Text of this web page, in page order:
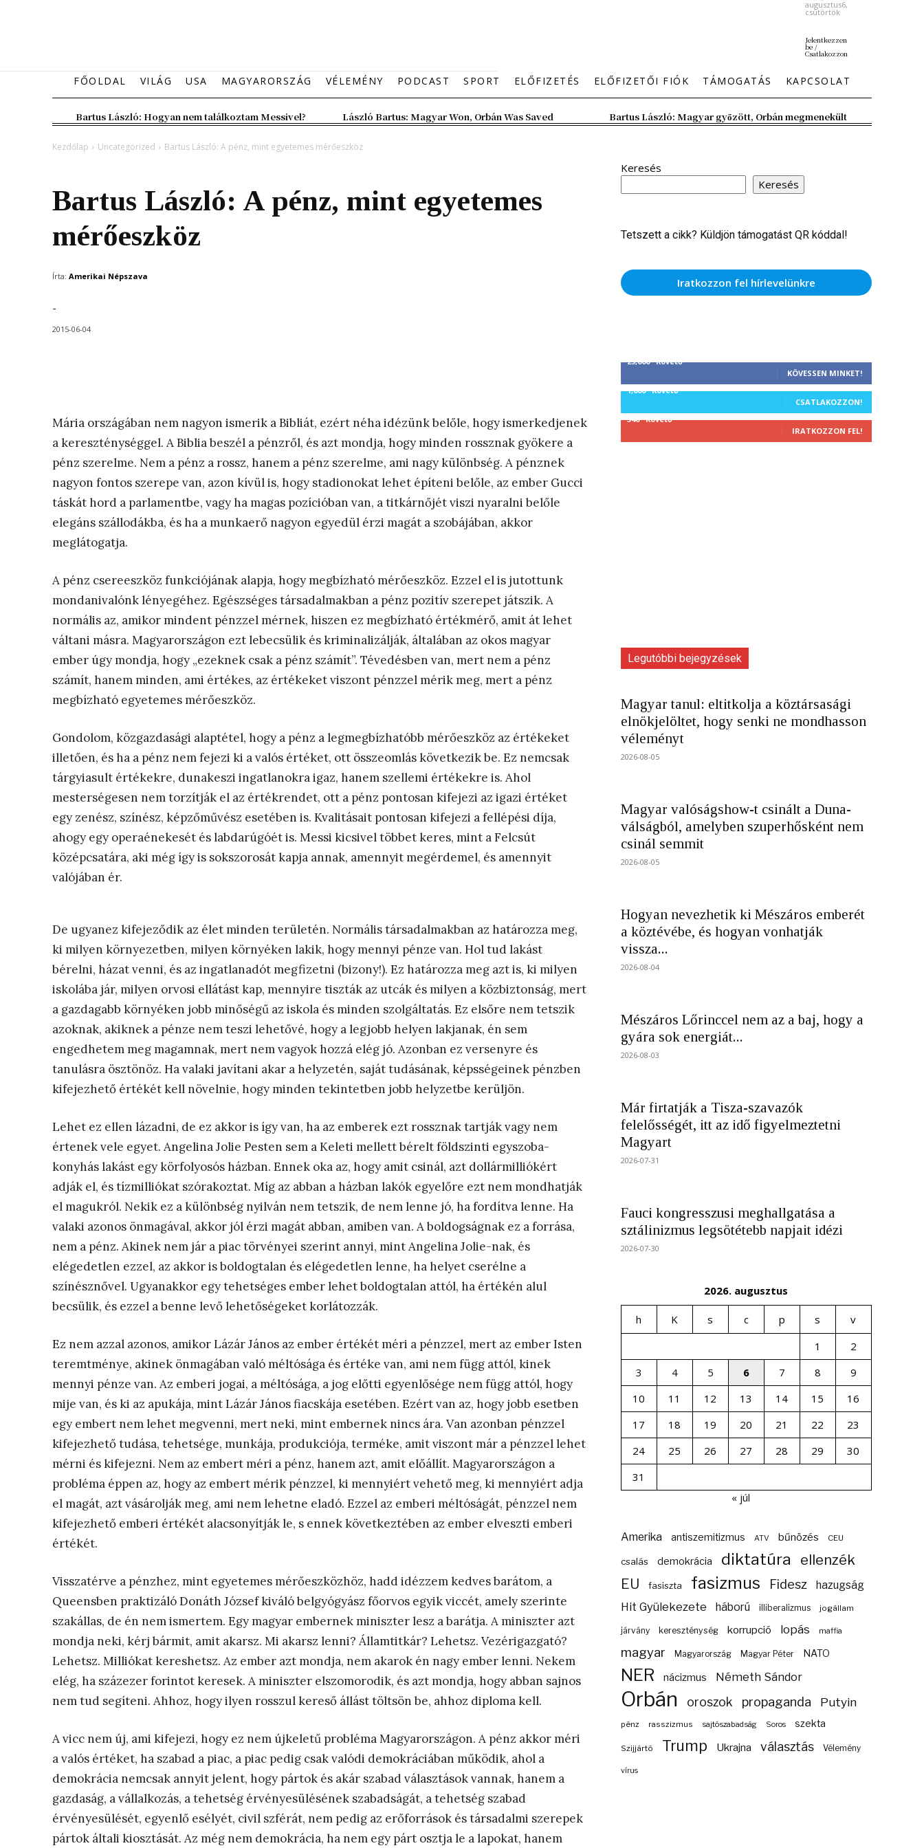
augusztus6,
csütörtök
Jelentkezzen
be /
Csatlakozzon
FŐOLDAL VILÁG USA MAGYARORSZÁG VÉLEMÉNY PODCAST SPORT ELŐFIZETÉS ELŐFIZETŐI FIÓK TÁMOGATÁS KAPCSOLAT
Bartus László: Hogyan nem találkoztam Messivel? László Bartus: Magyar Won, Orbán Was Saved Bartus László: Magyar győzött, Orbán megmenekült
Kezdőlap Uncategorized Bartus László: A pénz, mint egyetemes mérőeszköz
Bartus László: A pénz, mint egyetemes
mérőeszköz
Írta: Amerikai Népszava
-
2015-06-04
Mária országában nem nagyon ismerik a Bibliát, ezért néha idézünk belőle, hogy ismerkedjenek
a kereszténységgel. A Biblia beszél a pénzről, és azt mondja, hogy minden rossznak gyökere a
pénz szerelme. Nem a pénz a rossz, hanem a pénz szerelme, ami nagy különbség. A pénznek
nagyon fontos szerepe van, azon kívül is, hogy stadionokat lehet építeni belőle, az ember Gucci
táskát hord a parlamentbe, vagy ha magas pozícióban van, a titkárnőjét viszi nyaralni belőle
elegáns szállodákba, és ha a munkaerő nagyon egyedül érzi magát a szobájában, akkor
meglátogatja.
A pénz csereeszköz funkciójának alapja, hogy megbízható mérőeszköz. Ezzel el is jutottunk
mondanivalónk lényegéhez. Egészséges társadalmakban a pénz pozitív szerepet játszik. A
normális az, amikor mindent pénzzel mérnek, hiszen ez megbízható értékmérő, amit át lehet
váltani másra. Magyarországon ezt lebecsülik és kriminalizálják, általában az okos magyar
ember úgy mondja, hogy „ezeknek csak a pénz számít”. Tévedésben van, mert nem a pénz
számít, hanem minden, ami értékes, az értékeket viszont pénzzel mérik meg, mert a pénz
megbízható egyetemes mérőeszköz.
Gondolom, közgazdasági alaptétel, hogy a pénz a legmegbízhatóbb mérőeszköz az értékeket
illetően, és ha a pénz nem fejezi ki a valós értéket, ott összeomlás következik be. Ez nemcsak
tárgyiasult értékekre, dunakeszi ingatlanokra igaz, hanem szellemi értékekre is. Ahol
mesterségesen nem torzítják el az értékrendet, ott a pénz pontosan kifejezi az igazi értéket
egy zenész, színész, képzőművész esetében is. Kvalitásait pontosan kifejezi a fellépési díja,
ahogy egy operaénekesét és labdarúgóét is. Messi kicsivel többet keres, mint a Felcsút
középcsatára, aki még így is sokszorosát kapja annak, amennyit megérdemel, és amennyit
valójában ér.
De ugyanez kifejeződik az élet minden területén. Normális társadalmakban az határozza meg,
ki milyen környezetben, milyen környéken lakik, hogy mennyi pénze van. Hol tud lakást
bérelni, házat venni, és az ingatlanadót megfizetni (bizony!). Ez határozza meg azt is, ki milyen
iskolába jár, milyen orvosi ellátást kap, mennyire tiszták az utcák és milyen a közbiztonság, mert
a gazdagabb környéken jobb minőségű az iskola és minden szolgáltatás. Ez elsőre nem tetszik
azoknak, akiknek a pénze nem teszi lehetővé, hogy a legjobb helyen lakjanak, én sem
engedhetem meg magamnak, mert nem vagyok hozzá elég jó. Azonban ez versenyre és
tanulásra ösztönöz. Ha valaki javítani akar a helyzetén, saját tudásának, képsségeinek pénzben
kifejezhető értékét kell növelnie, hogy minden tekintetben jobb helyzetbe kerüljön.
Lehet ez ellen lázadni, de ez akkor is így van, ha az emberek ezt rossznak tartják vagy nem
értenek vele egyet. Angelina Jolie Pesten sem a Keleti mellett bérelt földszinti egyszoba-
konyhás lakást egy körfolyosós házban. Ennek oka az, hogy amit csinál, azt dollármilliókért
adják el, és tízmilliókat szórakoztat. Míg az abban a házban lakók egyelőre ezt nem mondhatják
el magukról. Nekik ez a különbség nyilván nem tetszik, de nem lenne jó, ha fordítva lenne. Ha
valaki azonos önmagával, akkor jól érzi magát abban, amiben van. A boldogságnak ez a forrása,
nem a pénz. Akinek nem jár a piac törvényei szerint annyi, mint Angelina Jolie-nak, és
elégedetlen ezzel, az akkor is boldogtalan és elégedetlen lenne, ha helyet cserélne a
színésznővel. Ugyanakkor egy tehetséges ember lehet boldogtalan attól, ha értékén alul
becsülik, és ezzel a benne levő lehetőségeket korlátozzák.
Ez nem azzal azonos, amikor Lázár János az ember értékét méri a pénzzel, mert az ember Isten
teremtménye, akinek önmagában való méltósága és értéke van, ami nem függ attól, kinek
mennyi pénze van. Az emberi jogai, a méltósága, a jog előtti egyenlősége nem függ attól, hogy
mije van, és ki az apukája, mint Lázár János fiacskája esetében. Ezért van az, hogy jobb esetben
egy embert nem lehet megvenni, mert neki, mint embernek nincs ára. Van azonban pénzzel
kifejezhető tudása, tehetsége, munkája, produkciója, terméke, amit viszont már a pénzzel lehet
mérni és kifejezni. Nem az embert méri a pénz, hanem azt, amit előállít. Magyarországon a
probléma éppen az, hogy az embert mérik pénzzel, ki mennyiért vehető meg, ki mennyiért adja
el magát, azt vásárolják meg, ami nem lehetne eladó. Ezzel az emberi méltóságát, pénzzel nem
kifejezhető emberi értékét alacsonyítják le, s ennek következtében az ember elveszti emberi
értékét.
Visszatérve a pénzhez, mint egyetemes mérőeszközhöz, hadd idézzem kedves barátom, a
Queensben praktizáló Donáth József kiváló belgyógyász főorvos egyik viccét, amely szerinte
szakállas, de én nem ismertem. Egy magyar embernek miniszter lesz a barátja. A miniszter azt
mondja neki, kérj bármit, amit akarsz. Mi akarsz lenni? Államtitkár? Lehetsz. Vezérigazgató?
Lehetsz. Milliókat kereshetsz. Az ember azt mondja, nem akarok én nagy ember lenni. Nekem
elég, ha százezer forintot keresek. A miniszter elszomorodik, és azt mondja, hogy abban sajnos
nem tud segíteni. Ahhoz, hogy ilyen rosszul kereső állást töltsön be, ahhoz diploma kell.
A vicc nem új, ami kifejezi, hogy ez nem újkeletű probléma Magyarországon. A pénz akkor méri
a valós értéket, ha szabad a piac, a piac pedig csak valódi demokráciában működik, ahol a
demokrácia nemcsak annyit jelent, hogy pártok és akár szabad választások vannak, hanem a
gazdaság, a vállalkozás, a tehetség érvényesülésének szabadságát, a tehetség szabad
érvényesülését, egyenlő esélyét, civil szférát, nem pedig az erőforrások és társadalmi szerepek
pártok általi kiosztását. Az még nem demokrácia, ha nem egy párt osztja le a lapokat, hanem
Keresés
Keresés
Tetszett a cikk? Küldjön támogatást QR kóddal!
Iratkozzon fel hírlevelünkre
25,000 Követő
KÖVESSEN MINKET!
1,000 Követő
CSATLAKOZZON!
340 Követő
IRATKOZZON FEL!
Legutóbbi bejegyzések
Magyar tanul: eltitkolja a köztársasági
elnökjelöltet, hogy senki ne mondhasson
véleményt
2026-08-05
Magyar valóságshow-t csinált a Duna-
válságból, amelyben szuperhősként nem
csinál semmit
2026-08-05
Hogyan nevezhetik ki Mészáros emberét
a köztévébe, és hogyan vonhatják
vissza...
2026-08-04
Mészáros Lőrinccel nem az a baj, hogy a
gyára sok energiát...
2026-08-03
Már firtatják a Tisza-szavazók
felelősségét, itt az idő figyelmeztetni
Magyart
2026-07-31
Fauci kongresszusi meghallgatása a
sztálinizmus legsötétebb napjait idézi
2026-07-30
2026. augusztus
h K s c p s
v
1
2
3
4 5 6 7 8
9
10
11 12 13 14 15
16
17
18 19 20 21 22
23
24
25 26 27 28 29
30
31
« júl
Amerika antiszemitizmus ATV bűnözés CEU
csalás demokrácia diktatúra ellenzék
EU fasiszta fasizmus Fidesz hazugság
Hit Gyülekezete háború illiberalizmus jogállam
járvány kereszténység korrupció lopás maffia
magyar Magyarország Magyar Péter NATO
NER nácizmus Németh Sándor
Orbán oroszok propaganda Putyin
pénz rasszizmus sajtószabadság Soros szekta
Szijjártó Trump Ukrajna választás Vélemény
vírus